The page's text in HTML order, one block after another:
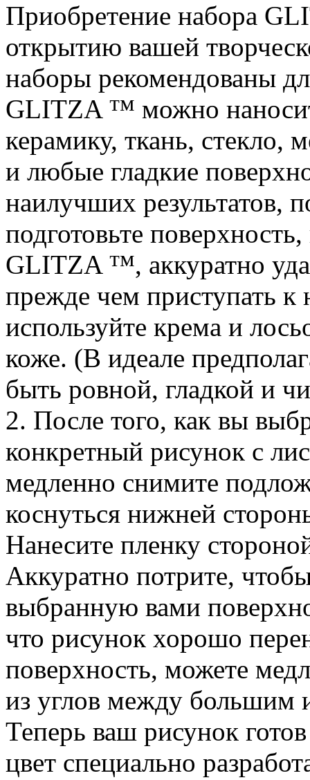
Приобретение набора
открытию вашей
наборы рекомендованы
GLITZA ™ можно
керамику, ткань, стекло,
и любые гладкие
наилучших результатов,
подготовьте
GLITZA ™, аккуратно
прежде чем приступать
используйте крема и
коже. (В идеале
быть ровной, гладкой и
2. После того, как вы
конкретный рисунок с
медленно снимите
коснуться нижней
Нанесите пленку
Аккуратно потрите,
выбранную вами
что рисунок хорошо
поверхность, можете
из углов между большим
Теперь ваш рисунок
цвет специально